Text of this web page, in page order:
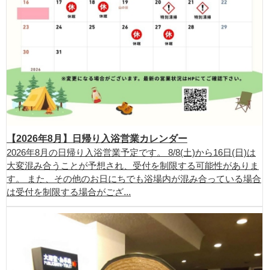
【2026年8月】日帰り入浴営業カレンダー
2026年8月の日帰り入浴営業予定です。 8/8(土)から16日(日)は
大変混み合うことが予想され、受付を制限する可能性がありま
す。 また、その他のお日にちでも浴場内が混み合っている場合
は受付を制限する場合がござ...